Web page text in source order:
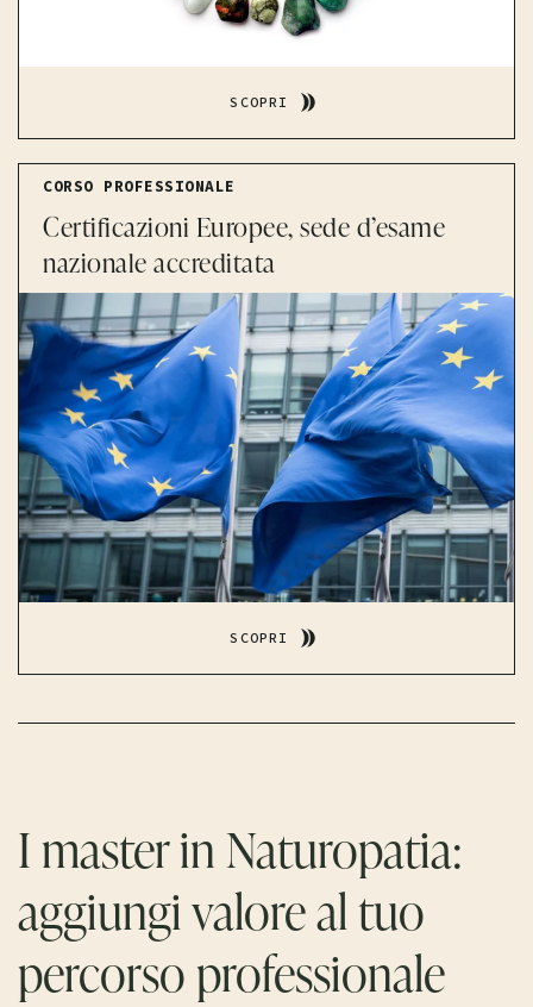
SCOPRI
CORSO PROFESSIONALE
Certificazioni Europee, sede d’esame
nazionale accreditata
SCOPRI
I master in Naturopatia:
aggiungi valore al tuo
percorso professionale